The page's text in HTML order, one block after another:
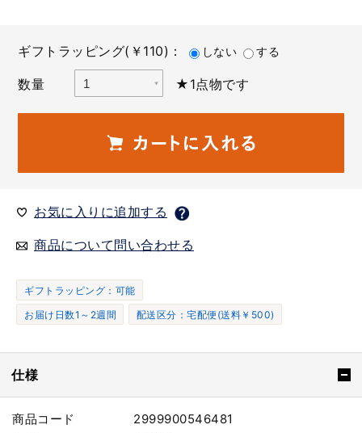
ギフトラッピング(￥110)： しない する
数量 ★1点物です
お気に入りに追加する
商品について問い合わせる
ギフトラッピング：可能
お届け日数1～2週間
配送区分：宅配便(送料￥500)
仕様
商品コード
2999900546481